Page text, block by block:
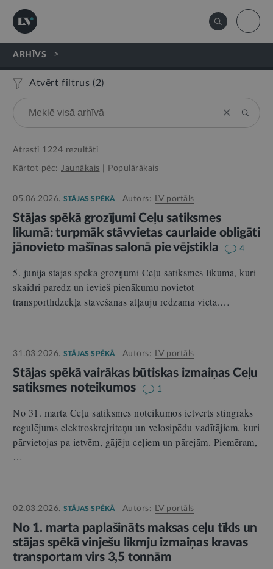
ARHĪVS >
Atvērt filtrus (2)
Atrasti 1224 rezultāti
Kārtot pēc: Jaunākais Populārākais
05.06.2026. STĀJAS SPĒKĀ Autors: LV portāls
Stājas spēkā grozījumi Ceļu satiksmes
likumā: turpmāk stāvvietas caurlaide obligāti
jānovieto mašīnas salonā pie vējstikla
4
5. jūnijā stājas spēkā grozījumi Ceļu satiksmes likumā, kuri
skaidri paredz un ievieš pienākumu novietot
transportlīdzekļa stāvēšanas atļauju redzamā vietā.…
31.03.2026. STĀJAS SPĒKĀ Autors: LV portāls
Stājas spēkā vairākas būtiskas izmaiņas Ceļu
satiksmes noteikumos
1
No 31. marta Ceļu satiksmes noteikumos ietverts stingrāks
regulējums elektroskrejriteņu un velosipēdu vadītājiem, kuri
pārvietojas pa ietvēm, gājēju ceļiem un pārejām. Piemēram,
…
02.03.2026. STĀJAS SPĒKĀ Autors: LV portāls
No 1. marta paplašināts maksas ceļu tīkls un
stājas spēkā vinješu likmju izmaiņas kravas
transportam virs 3,5 tonnām